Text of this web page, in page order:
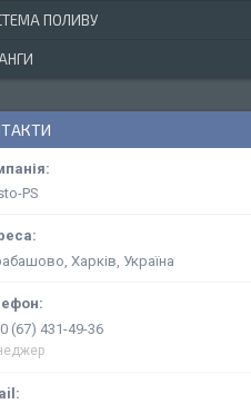
ПОЛИВУ
PS
Харків, Україна
(67) 431-49-36